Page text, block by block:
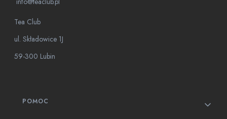
Tea Club
ul. Składowice 1J
59-300 Lubin
Linki w stopce
POMOC